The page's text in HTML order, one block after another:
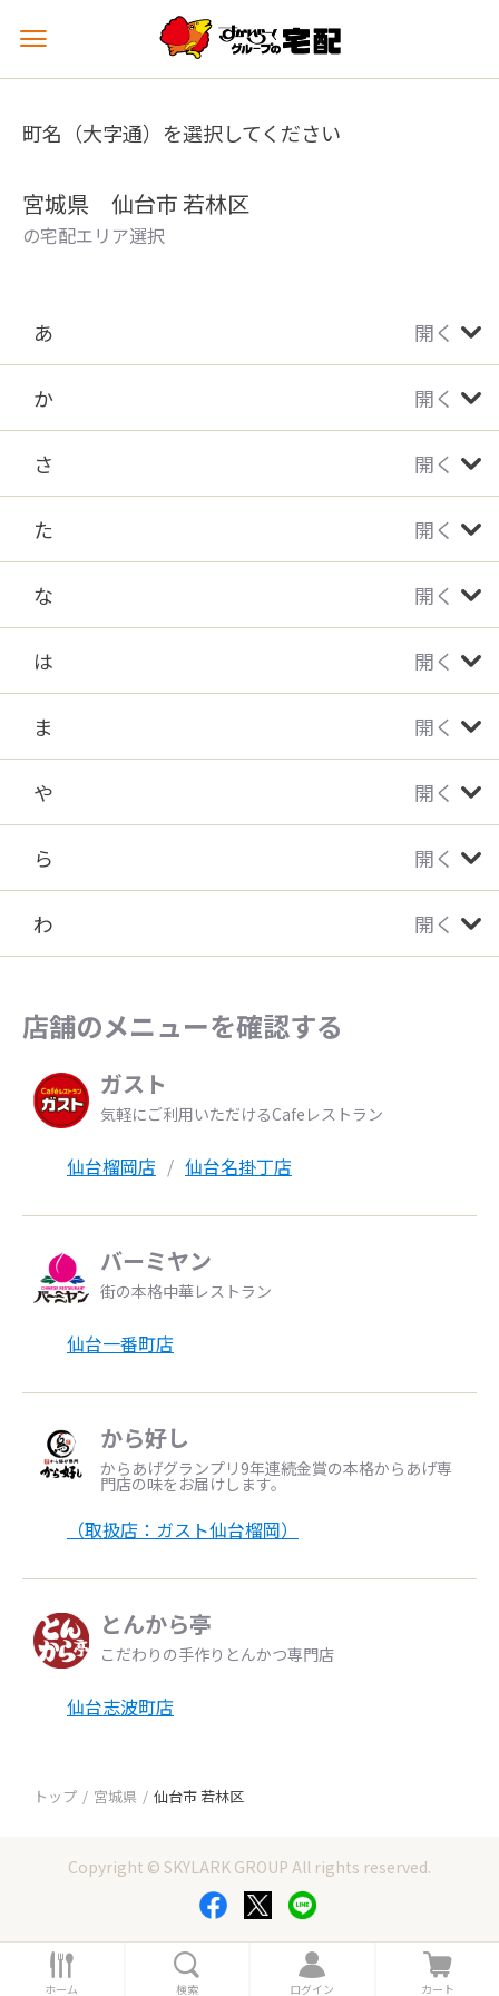
メ
ュ
を
町名（大字通）を選択してください
宮城県 仙台市 若林区
の宅配エリア選択
あ 開く
か 開く
さ 開く
た 開く
な 開く
は 開く
ま 開く
や 開く
ら 開く
わ 開く
店舗のメニューを確認する
ガスト
気軽にご利用いただけるCafeレストラン
仙台榴岡店 仙台名掛丁店
バーミヤン
街の本格中華レストラン
仙台一番町店
から好し
からあげグランプリ9年連続金賞の本格からあげ専
門店の味をお届けします。
（取扱店：ガスト仙台榴岡）
とんから亭
こだわりの手作りとんかつ専門店
仙台志波町店
トップ 宮城県 仙台市 若林区
Copyright © SKYLARK GROUP All rights reserved.
ホ
ホーム 検索
ロ
ログイン
カ
カート